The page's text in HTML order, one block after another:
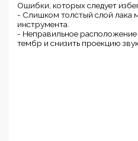
Ошибки, которых следует
- Слишком толстый слой лака
инструмента.
- Неправильное
тембр и снизить проекцию